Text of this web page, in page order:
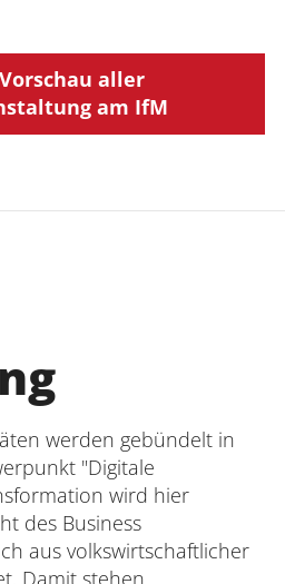
und der Lehre AG
aller
am IfM
werden gebündelt in
"Digitale
wird hier
des Business
aus volkswirtschaftlicher
Damit stehen